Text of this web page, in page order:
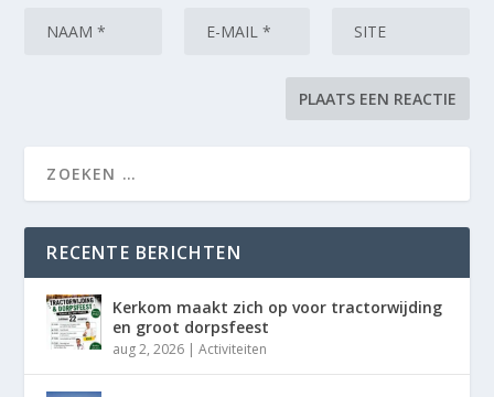
RECENTE BERICHTEN
Kerkom maakt zich op voor tractorwijding
en groot dorpsfeest
aug 2, 2026 |Activiteiten